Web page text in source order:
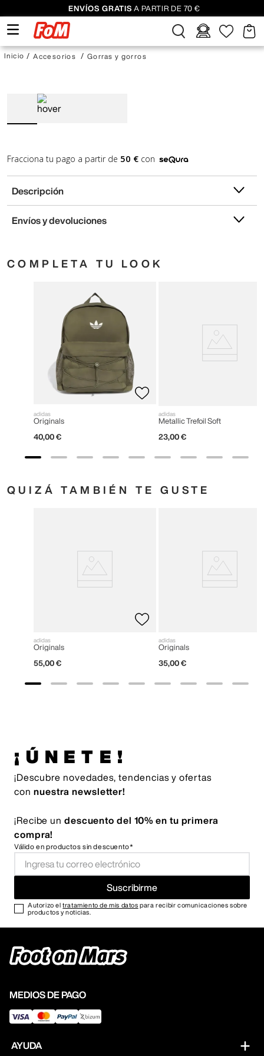
ENVÍOS GRATIS A PARTIR DE 70 €
Accesorios Gorras y gorros
Fracciona tu pago a partir de 50 € con
Descripción
Envíos y devoluciones
COMPLETA TU LOOK
adidas
Originals
40,00 €
adidas
Metallic Trefoil Soft
23,00 €
QUIZÁ TAMBIÉN TE GUSTE
adidas
Originals
55,00 €
adidas
Originals
35,00 €
¡ÚNETE!
¡Descubre novedades, tendencias y ofertas
con nuestra newsletter!
¡Recibe un descuento del 10% en tu primera
compra!
Válido en productos sin descuento*
Suscribirme
Autorizo eltratamiento de mis datos para recibir comunicaciones sobre
productos y noticias.
MEDIOS DE PAGO
AYUDA